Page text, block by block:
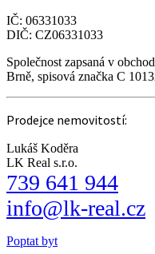
IČ: 06331033
DIČ: CZ06331033
Společnost zapsaná v
Brně, spisová značka C
Prodejce nemovitostí:
Lukáš Koděra
LK Real s.r.o.
739 641 944
info@lk-real.cz
Poptat byt